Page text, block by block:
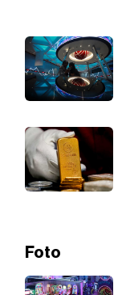
Foto